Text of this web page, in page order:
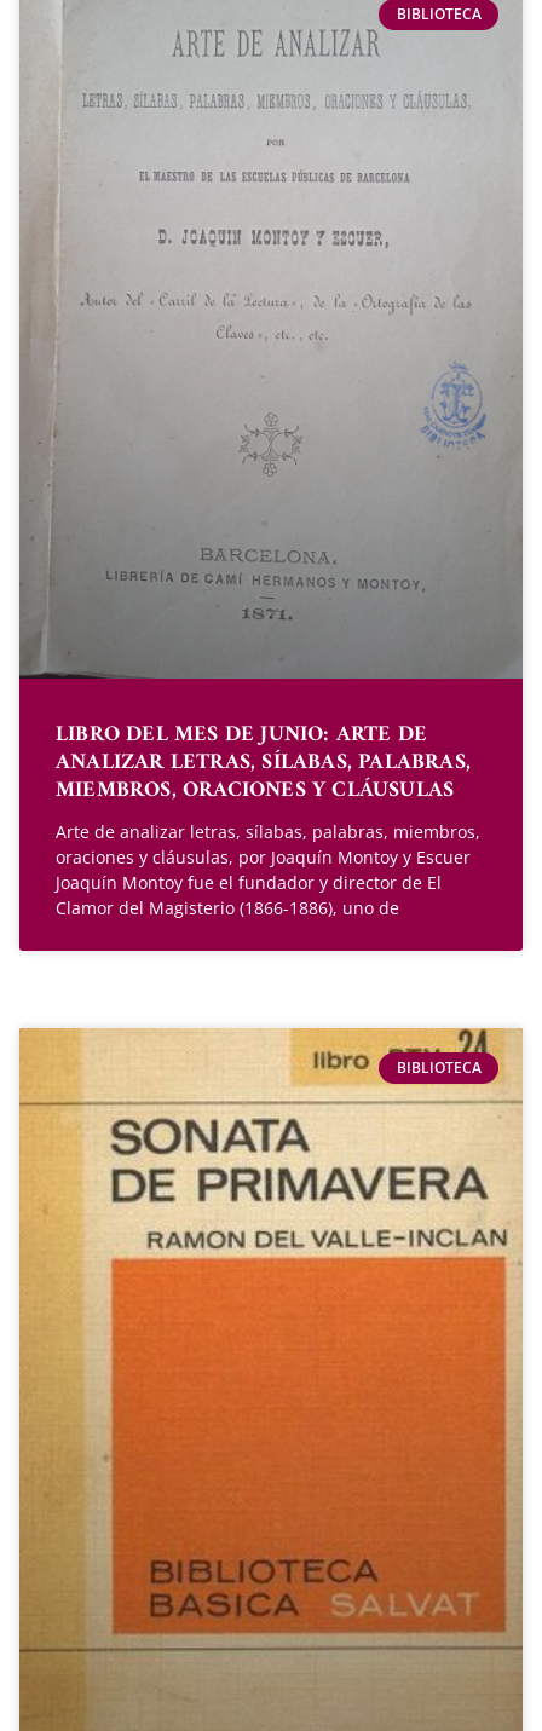
BIBLIOTECA
LIBRO DEL MES DE JUNIO: ARTE DE
ANALIZAR LETRAS, SÍLABAS, PALABRAS,
MIEMBROS, ORACIONES Y CLÁUSULAS
Arte de analizar letras, sílabas, palabras, miembros,
oraciones y cláusulas, por Joaquín Montoy y Escuer
Joaquín Montoy fue el fundador y director de El
Clamor del Magisterio (1866-1886), uno de
BIBLIOTECA